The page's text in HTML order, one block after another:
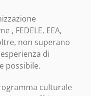
, FEDELE, EEA,
non superano
di
possibile.
culturale